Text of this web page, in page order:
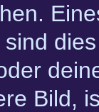
Bild,